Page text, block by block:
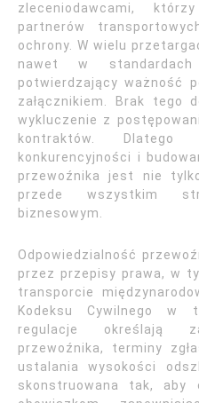
zleceniodawcami,
partnerów
ochrony. W wielu
nawet w standardach
potwierdzający ważność
załącznikiem. Brak tego
wykluczenie z
kontraktów.
konkurencyjności i
przewoźnika jest nie
przede wszystkim
biznesowym.
Odpowiedzialność
przez przepisy prawa, w
transporcie
Kodeksu Cywilnego w
regulacje określają
przewoźnika, terminy
ustalania wysokości
skonstruowana tak, aby